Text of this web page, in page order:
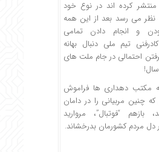
کرده ­اند در نوع خود
می ­رسد بعد از این همه
و انجام دادن تمامی
تیم­ ملی دنبال بهانه
احتمالی در جام ملت های
که مکتب دهداری­ ها فراموش
چنین مربیانی را در دامان
بازهم “فوتبال”، مروارید
دل مردم کشورمان بدرخشاند.